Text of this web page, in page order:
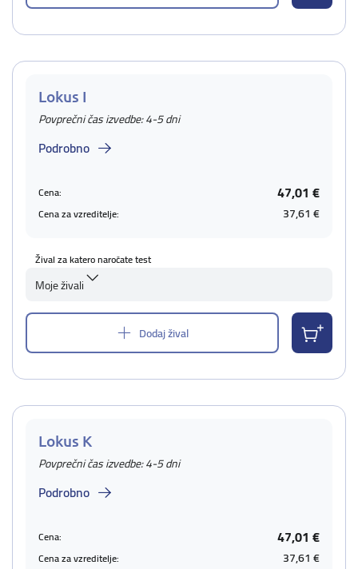
Lokus I
Povprečni čas izvedbe: 4-5 dni
Podrobno
Cena: 47,01 €
Cena za vzreditelje: 37,61 €
Žival za katero naročate test
Moje živali
Dodaj žival
Lokus K
Povprečni čas izvedbe: 4-5 dni
Podrobno
Cena: 47,01 €
Cena za vzreditelje: 37,61 €